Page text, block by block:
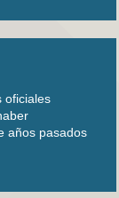
oficiales
años pasados